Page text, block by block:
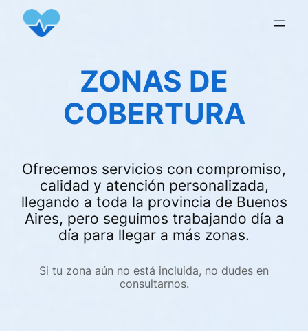
ZONAS DE
COBERTURA
Ofrecemos servicios con compromiso,
calidad y atención personalizada,
llegando a toda la provincia de Buenos
Aires, pero seguimos trabajando día a
día para llegar a más zonas.
Si tu zona aún no está incluida, no dudes en
consultarnos.